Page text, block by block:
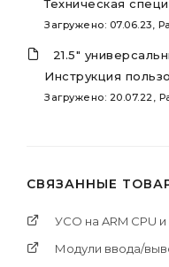
Техническая
Загружено: 07.06.23,
21.5"
Инструкция
Загружено: 20.07.22,
СВЯЗАННЫЕ
УСО на ARM CPU
Модули ввода/